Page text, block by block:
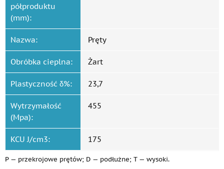
półproduktu
(mm):
Nazwa: Pręty
Obróbka cieplna: Żart
Plastyczność δ%: 23,7
Wytrzymałość
(Mpa):
455
KCU J/cm3: 175
P — przekrojowe prętów; D — podłużne; T — wysoki.